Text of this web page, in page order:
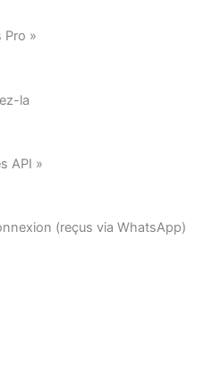
Pro »
la
API »
(reçus via WhatsApp)